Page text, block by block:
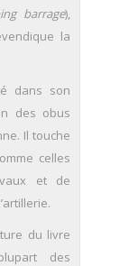
barrage),
la
dans son
des obus
Il touche
celles
et de
du livre
des